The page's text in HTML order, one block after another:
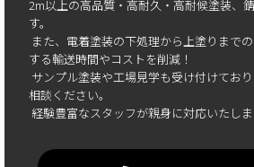
2m以上の高品質・高耐久・高耐候塗装、
す。
また、電着塗装の下処理から上塗りまで
する輸送時間やコストを削減！
サンプル塗装や工場見学も受け付けてお
相談ください。
経験豊富なスタッフが親身に対応いたしま